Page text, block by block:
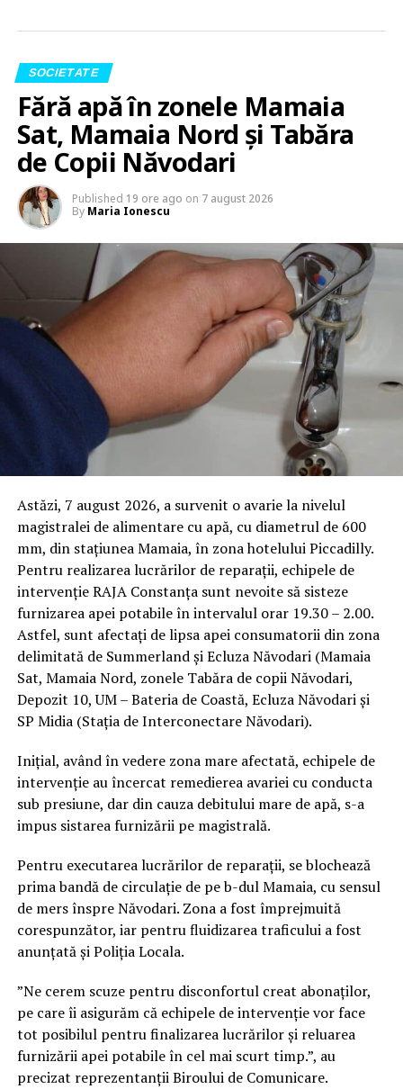
SOCIETATE
Fără apă în zonele Mamaia
Sat, Mamaia Nord și Tabăra
de Copii Năvodari
Published 19 ore ago on 7 august 2026
By Maria Ionescu
Astăzi, 7 august 2026, a survenit o avarie la nivelul
magistralei de alimentare cu apă, cu diametrul de 600
mm, din stațiunea Mamaia, în zona hotelului Piccadilly.
Pentru realizarea lucrărilor de reparații, echipele de
intervenție RAJA Constanța sunt nevoite să sisteze
furnizarea apei potabile în intervalul orar 19.30 – 2.00.
Astfel, sunt afectați de lipsa apei consumatorii din zona
delimitată de Summerland și Ecluza Năvodari (Mamaia
Sat, Mamaia Nord, zonele Tabăra de copii Năvodari,
Depozit 10, UM – Bateria de Coastă, Ecluza Năvodari și
SP Midia (Stația de Interconectare Năvodari).
Inițial, având în vedere zona mare afectată, echipele de
intervenție au încercat remedierea avariei cu conducta
sub presiune, dar din cauza debitului mare de apă, s-a
impus sistarea furnizării pe magistrală.
Pentru executarea lucrărilor de reparații, se blochează
prima bandă de circulație de pe b-dul Mamaia, cu sensul
de mers înspre Năvodari. Zona a fost împrejmuită
corespunzător, iar pentru fluidizarea traficului a fost
anunțată și Poliția Locala.
”Ne cerem scuze pentru disconfortul creat abonaților,
pe care îi asigurăm că echipele de intervenție vor face
tot posibilul pentru finalizarea lucrărilor și reluarea
furnizării apei potabile în cel mai scurt timp.”, au
precizat reprezentanții Biroului de Comunicare.